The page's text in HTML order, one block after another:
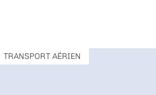
TRANSPORT AÉRIEN